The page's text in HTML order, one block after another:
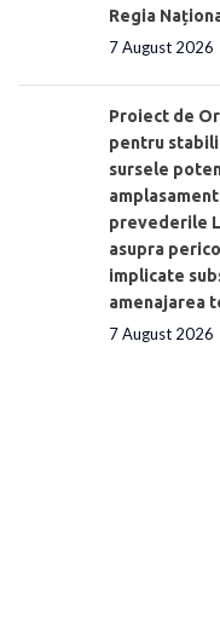
Regia
7 August 2026
Proiect de
pentru
sursele
prevederile
asupra
implicate
amenajarea
7 August 2026